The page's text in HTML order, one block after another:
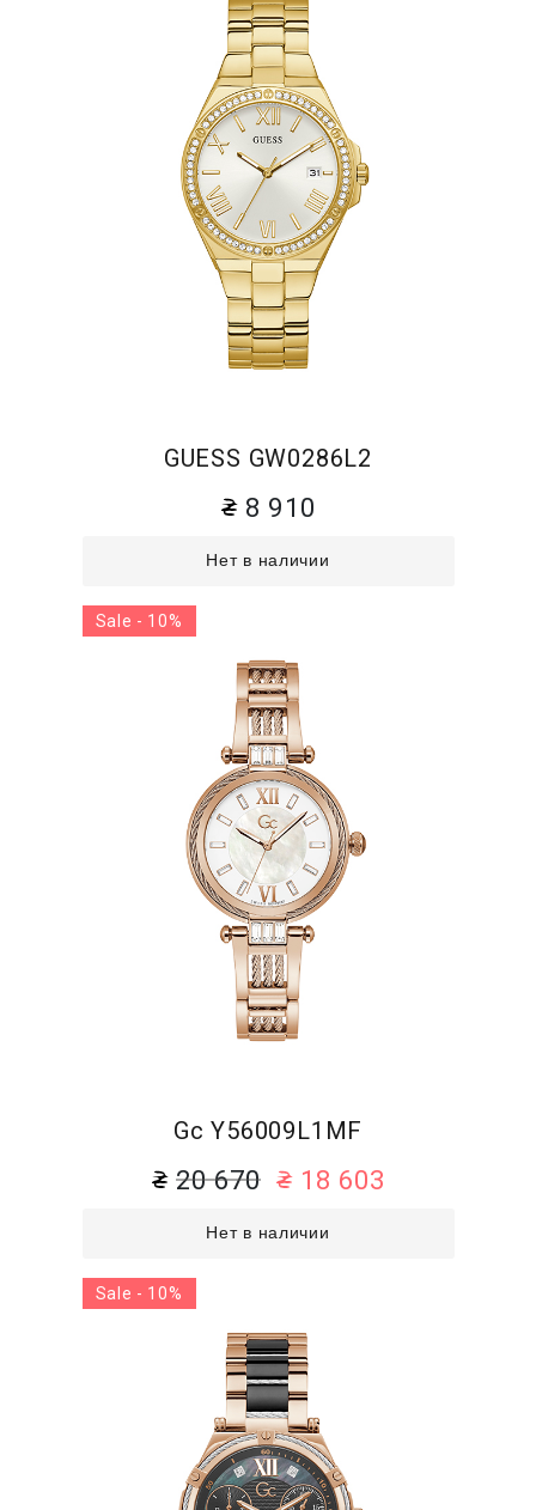
GUESS GW0286L2
8 910
Нет в наличии
Gc Y56009L1MF
20 670 18 603
Нет в наличии
Sale - 10%
Sale - 10%